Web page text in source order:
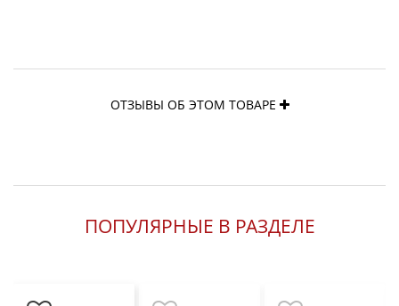
ОТЗЫВЫ ОБ ЭТОМ ТОВАРЕ
ПОПУЛЯРНЫЕ В РАЗДЕЛЕ